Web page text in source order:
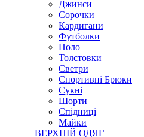
Джинси
Сорочки
Кардигани
Футболки
Поло
Толстовки
Светри
Спортивні Брюки
Сукні
Шорти
Спідниці
Майки
ВЕРХНІЙ ОДЯГ